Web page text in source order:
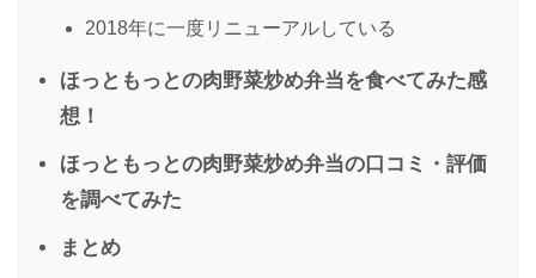
2018年に一度リニューアルしている
ほっともっとの肉野菜炒め弁当を食べてみた感
想！
ほっともっとの肉野菜炒め弁当の口コミ・評価
を調べてみた
まとめ